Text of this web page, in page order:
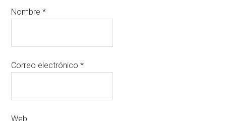
Nombre*
Correo electrónico*
Web